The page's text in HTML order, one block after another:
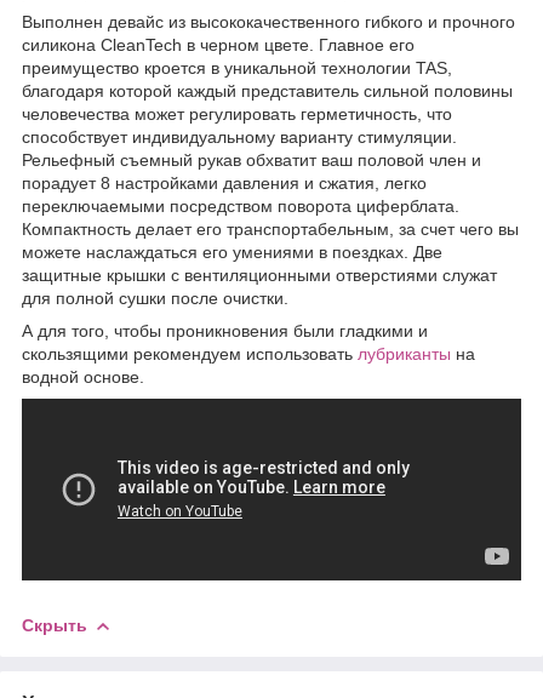
Выполнен девайс из высококачественного гибкого и прочного
силикона CleanTech в черном цвете. Главное его
преимущество кроется в уникальной технологии TAS,
благодаря которой каждый представитель сильной половины
человечества может регулировать герметичность, что
способствует индивидуальному варианту стимуляции.
Рельефный съемный рукав обхватит ваш половой член и
порадует 8 настройками давления и сжатия, легко
переключаемыми посредством поворота циферблата.
Компактность делает его транспортабельным, за счет чего вы
можете наслаждаться его умениями в поездках. Две
защитные крышки с вентиляционными отверстиями служат
для полной сушки после очистки.
А для того, чтобы проникновения были гладкими и
скользящими рекомендуем использовать лубриканты на
водной основе.
Скрыть